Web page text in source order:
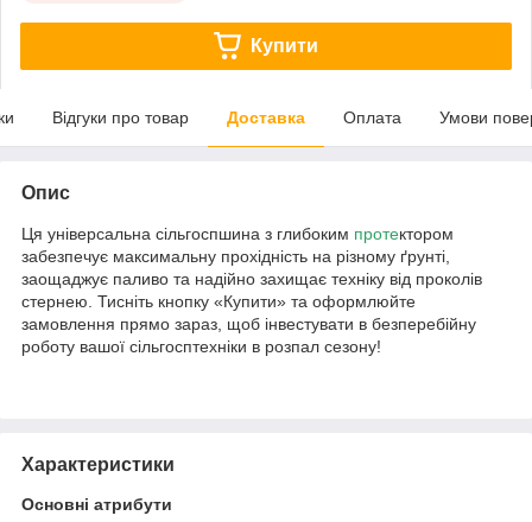
Купити
Відгуки про товар Доставка Оплата Умови
Опис
Ця універсальна сільгоспшина з глибоким протектором
забезпечує максимальну прохідність на різному ґрунті,
заощаджує паливо та надійно захищає техніку від проколів
стернею. Тисніть кнопку «Купити» та оформлюйте
замовлення прямо зараз, щоб інвестувати в безперебійну
роботу вашої сільгосптехніки в розпал сезону!
Характеристики
Основні атрибути